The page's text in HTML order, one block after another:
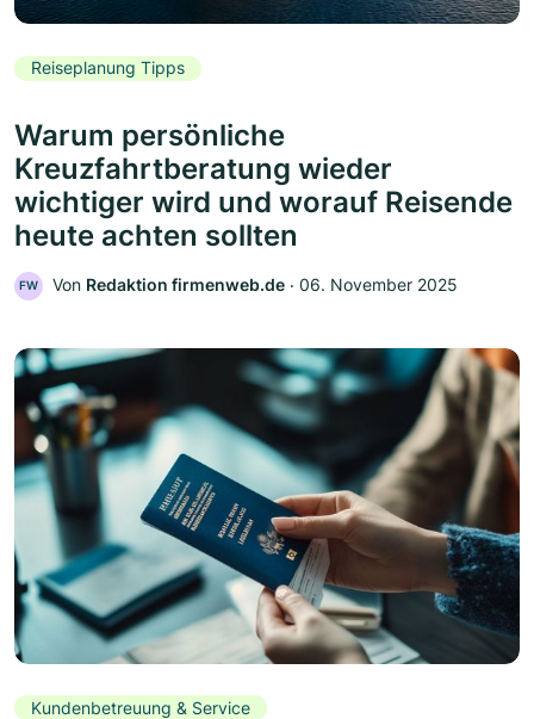
Reiseplanung Tipps
Warum persönliche
Kreuzfahrtberatung wieder
wichtiger wird und worauf Reisende
heute achten sollten
FW Von Redaktion firmenweb.de ‧ 06. November 2025
Kundenbetreuung & Service